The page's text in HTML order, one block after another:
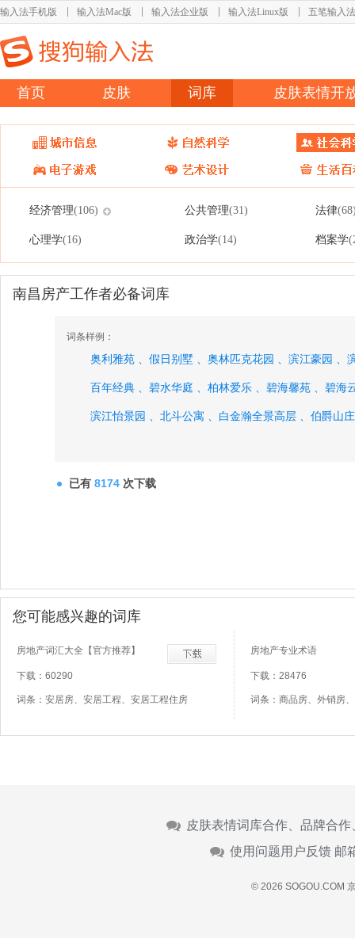
输入法手机版 输入法Mac版 输入法企业版 输入法Linux版 五笔输入法
首页 皮肤 词库 皮肤表情开
经济管理(106) 公共管理(31) 法律
心理学(16) 政治学(14) 档案学
南昌房产工作者必备词库
词条样例：
奥利雅苑 、 假日别墅 、 奥林匹克花园 、 滨江豪园 、
百年经典 、 碧水华庭 、 柏林爱乐 、 碧海馨苑 、 碧海
滨江怡景园 、 北斗公寓 、 白金瀚全景高层 、 伯爵山
已有 8174 次下载
您可能感兴趣的词库
房地产词汇大全【官方推荐】
下载：60290
词条：安居房、安居工程、安居工程住房
房地产专业术语
下载：28476
词条：商品房、外销房
皮肤表情词库合作、品牌合
使用问题用户反馈 邮
© 2026 SOGOU.COM